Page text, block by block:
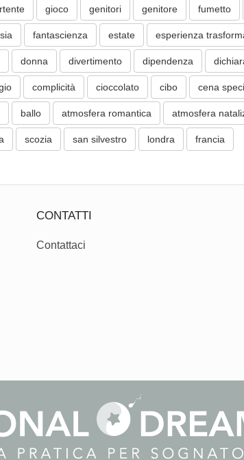
gioco genitori genitore fumetto
fantascienza estate esperienza
donna divertimento dipendenza
complicità cioccolato cibo cena
ballo atmosfera romantica atmosfera
scozia san silvestro londra francia
CONTATTI
Contattaci